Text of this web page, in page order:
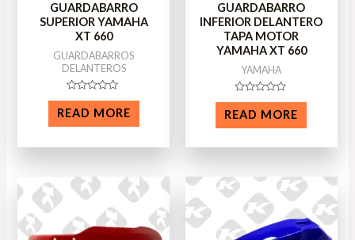
GUARDABARRO
SUPERIOR YAMAHA
XT 660
GUARDABARROS
DELANTEROS
Rated
0
out
of
READ MORE
GUARDABARRO
INFERIOR DELANTERO
TAPA MOTOR
YAMAHA XT 660
YAMAHA
Rated
0
out
of
READ MORE